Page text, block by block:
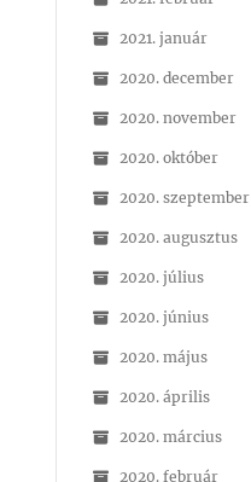
2021. január
2020. december
2020. november
2020. október
2020. szeptember
2020. augusztus
2020. július
2020. június
2020. május
2020. április
2020. március
2020. február